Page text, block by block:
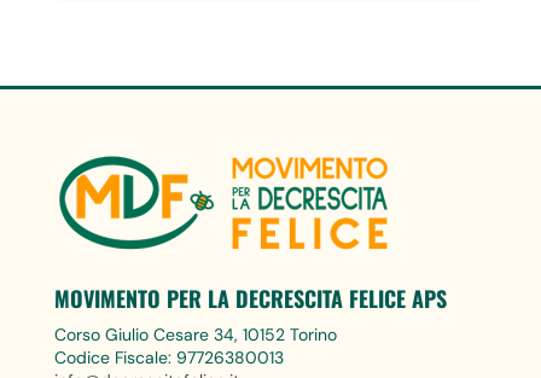
MOVIMENTO PER LA DECRESCITA FELICE APS
Corso Giulio Cesare 34, 10152 Torino
Codice Fiscale: 97726380013